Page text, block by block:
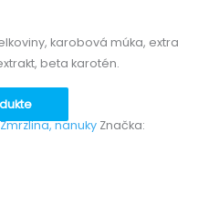
karobová múka, extra
beta karotén.
Zmrzlina, nanuky Značka: